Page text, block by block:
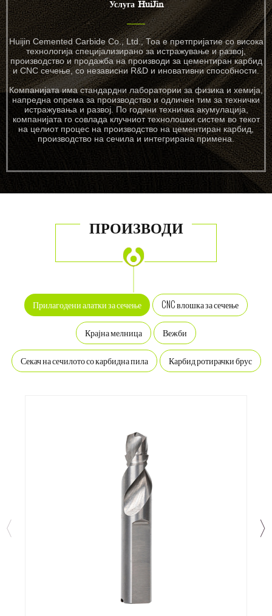
Услуга HuiJin
Huijin Cemented Carbide Co., Ltd., Тоа е претпријатие со висока
технологија специјализирано за истражување и развој,
производство и продажба на производи за цементиран карбид
и CNC сечење, со независни R&D и иновативни способности.
Компанијата има стандардни лаборатории за физика и хемија,
напредна опрема за производство и одличен тим за технички
истражувања и развој. По години техничка акумулација,
компанијата го совлада клучниот технолошки систем во текот
на целиот процес на производство на цементиран карбид,
производство на сечила и интегрирана примена.
ПРОИЗВОДИ
Прилагодени алатки за сечење CNC влошка за сечење
Крајна мелница Вежби
Секач на сечилото со карбидна пила Карбид ротирачки брус